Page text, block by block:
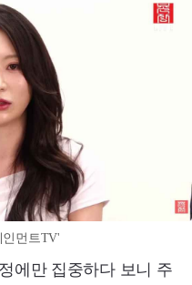
인먼트TV'
에만 집중하다 보니 주